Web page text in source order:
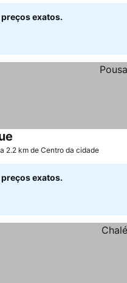
exatos.
a 2.2 km de Centro da cidade
exatos.